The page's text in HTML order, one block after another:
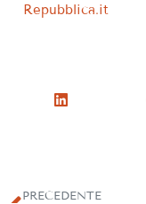
Repubblica.it
PRECEDENTE